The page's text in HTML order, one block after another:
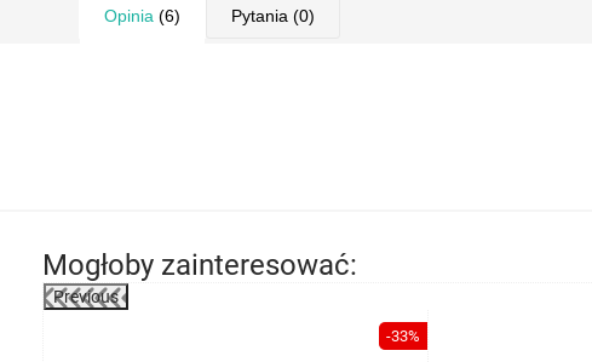
Opinia (6) Pytania (0)
Mogłoby zainteresować:
Previous
-33%